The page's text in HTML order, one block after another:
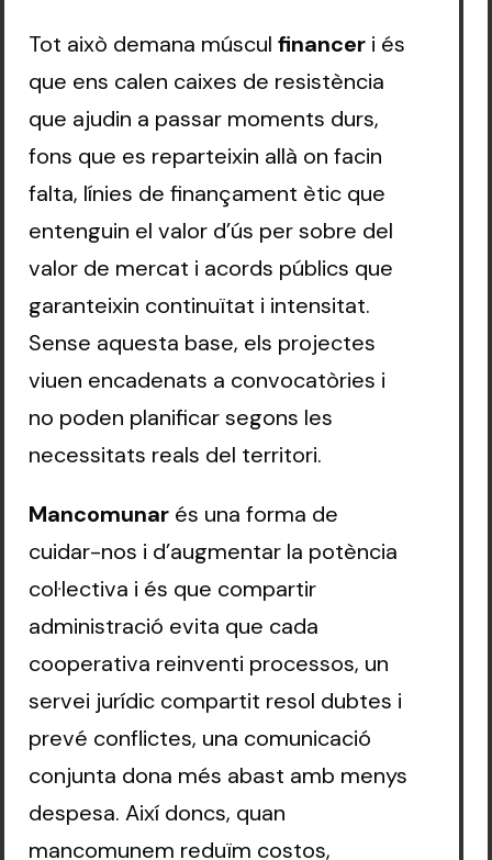
Tot això demana múscul financer i és
que ens calen caixes de resistència
que ajudin a passar moments durs,
fons que es reparteixin allà on facin
falta, línies de finançament ètic que
entenguin el valor d’ús per sobre del
valor de mercat i acords públics que
garanteixin continuïtat i intensitat.
Sense aquesta base, els projectes
viuen encadenats a convocatòries i
no poden planificar segons les
necessitats reals del territori.
Mancomunar és una forma de
cuidar-nos i d’augmentar la potència
col·lectiva i és que compartir
administració evita que cada
cooperativa reinventi processos, un
servei jurídic compartit resol dubtes i
prevé conflictes, una comunicació
conjunta dona més abast amb menys
despesa. Així doncs, quan
mancomunem reduïm costos,